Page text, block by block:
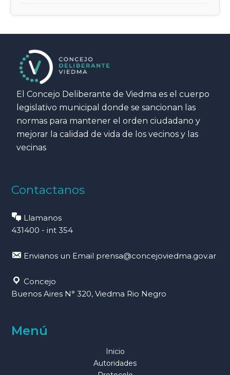
El Concejo Deliberante de Viedma es el cuerpo
legislativo municipal donde se sancionan las
normas para mantener el orden ciudadano y
mejorar la calidad de vida de los vecinos y las
vecinas
Contactanos
Llamanos
431400 - int 354
Envianos un Email prensa@concejoviedma.gov.ar
Concejo
Buenos Aires N° 320, Viedma Rio Negro
Menú
Inicio
Autoridades